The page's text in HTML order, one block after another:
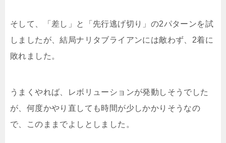
そして、「差し」と「先行逃げ切り」の2パターンを試
しましたが、結局ナリタブライアンには敵わず、2着に
敗れました。
うまくやれば、レボリューションが発動しそうでした
が、何度かやり直しても時間が少しかかりそうなの
で、このままでよしとしました。